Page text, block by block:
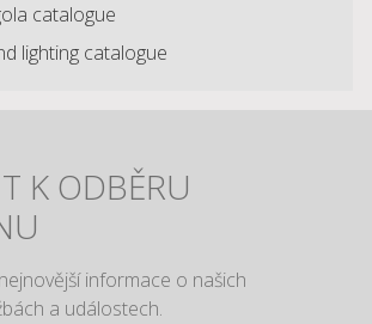
catalogue
lighting catalogue
K ODBĚRU
informace o našich
a událostech.